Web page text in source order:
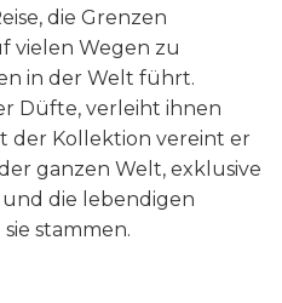
die Grenzen
vielen Wegen zu
in der Welt führt.
Düfte, verleiht ihnen
der Kollektion vereint er
ganzen Welt, exklusive
die lebendigen
stammen.